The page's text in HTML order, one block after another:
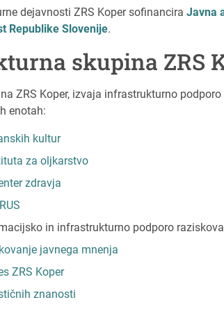
dejavnosti ZRS Koper sofinancira Javna
Republike Slovenije.
skupina ZRS
ZRS Koper, izvaja infrastrukturno
enotah:
kultur
za oljkarstvo
zdravja
in infrastrukturno podporo
javnega mnenja
ZRS Koper
znanosti